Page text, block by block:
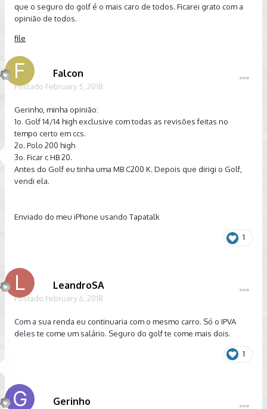
que o seguro do golf é o mais caro de todos. Ficarei grato com a
opinião de todos.
file
Falcon
Postado February 5, 2018
Gerinho, minha opinião:
1o. Golf 14/14 high exclusive com todas as revisões feitas no
tempo certo em ccs.
2o. Polo 200 high
3o. Ficar c HB 20.
Antes do Golf eu tinha uma MB C200 K. Depois que dirigi o Golf,
vendi ela.
Enviado do meu iPhone usando Tapatalk
1
LeandroSA
Postado February 6, 2018
Com a sua renda eu continuaria com o mesmo carro. Só o IPVA
deles te come um salário. Seguro do golf te come mais dois.
1
Gerinho